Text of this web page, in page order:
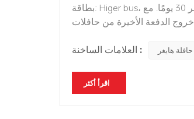
بطاقة: Higer bus، قطع الغيار، كأس العالم قطر، النقل العام في 20 أكتوبر ، كان العد التنازلي لمونديال قطر 30 يومًا. مع
خروج الدفعة الأخيرة من حافلات Higer التي أنتجها مصنع KD في عمان رسميًا من الخط ، تم تسليم جميع حافلات كأس
العلامات الساخنة :
حافلة هايغر
اقرأ أكثر